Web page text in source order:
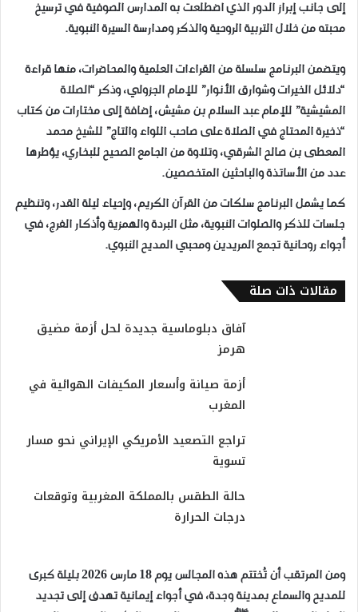
إلى جانب إبراز الدور الذي اضطلعت به المدارس الصوفية في ترسيخ
محبته من خلال التربية الروحية والذكر ومدارسة السيرة النبوية.
ويتضمن البرنامج سلسلة من القراءات العلمية والمحاضرات، منها قراءة
“دلائل الخيرات وشوارق الأنوار” للإمام الجزولي، وذكر “الصلاة
المشيشية” للإمام عبد السلام بن مشيش، إضافة إلى مختارات من كتاب
“ذخيرة المحتاج في الصلاة على صاحب اللواء والتاج” للشيخ محمد
المعطى بن صالح الشرقي، وتلاوة من الجامع الصحيح للبخاري، يؤطرها
عدد من الأساتذة والباحثين المتخصصين.
كما يشمل البرنامج سلكات من القرآن الكريم، وإحياء ليلة القدر، وتنظيم
جلسات للذكر والصلوات النبوية، مثل البردة والهمزية وأذكار الفرج، في
أجواء روحانية تجمع المريدين ومحبي المديح النبوي.
مقالات ذات صلة
آفاق دبلوماسية جديدة لحل أزمة مضيق
هرمز
أزمة صيانة وأسعار المكيفات الهوائية في
المغرب
تراجع التصعيد الأمريكي الإيراني نحو مسار
تسوية
حالة الطقس بالمملكة المغربية وتوقعات
درجات الحرارة
ومن المرتقب أن تُختتم هذه المجالس يوم 18 مارس 2026 بليلة كبرى
للمديح والسماع بمدينة وجدة، في أجواء إيمانية تهدف إلى تجديد